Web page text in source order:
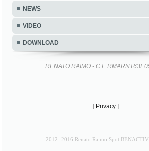
NEWS
VIDEO
DOWNLOAD
RENATO RAIMO - C.F.
[ Privacy ]
2012- 2016 Renato Raimo Spot